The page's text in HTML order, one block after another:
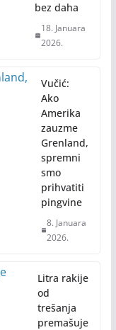
bez daha
18. Januara
2026.
Vučić:
Ako
Amerika
zauzme
Grenland,
spremni
smo
prihvatiti
pingvine
8. Januara
2026.
Litra rakije
od
trešanja
premašuje